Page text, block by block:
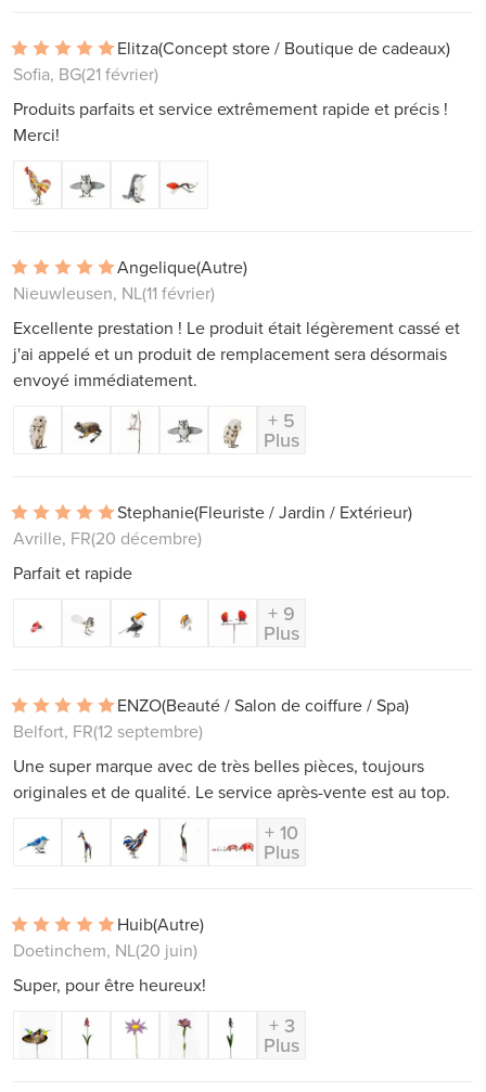
Elitza(Concept store / Boutique de cadeaux)
Sofia, BG(21 février)
Produits parfaits et service extrêmement rapide et précis !
Merci!
Angelique(Autre)
Nieuwleusen, NL(11 février)
Excellente prestation ! Le produit était légèrement cassé et
j'ai appelé et un produit de remplacement sera désormais
envoyé immédiatement.
+ 5
Plus
Stephanie(Fleuriste / Jardin / Extérieur)
Avrille, FR(20 décembre)
Parfait et rapide
+ 9
Plus
ENZO(Beauté / Salon de coiffure / Spa)
Belfort, FR(12 septembre)
Une super marque avec de très belles pièces, toujours
originales et de qualité. Le service après-vente est au top.
+ 10
Plus
Huib(Autre)
Doetinchem, NL(20 juin)
Super, pour être heureux!
+ 3
Plus